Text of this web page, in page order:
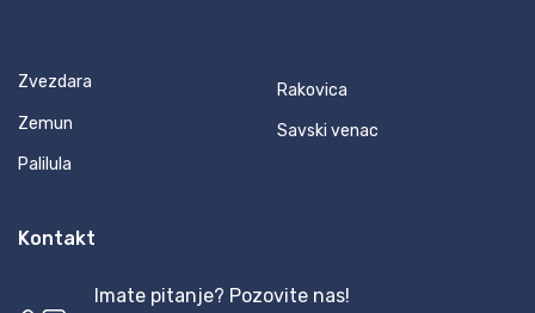
Zvezdara
Zemun
Palilula
Rakovica
Savski venac
Kontakt
Imate pitanje? Pozovite nas!